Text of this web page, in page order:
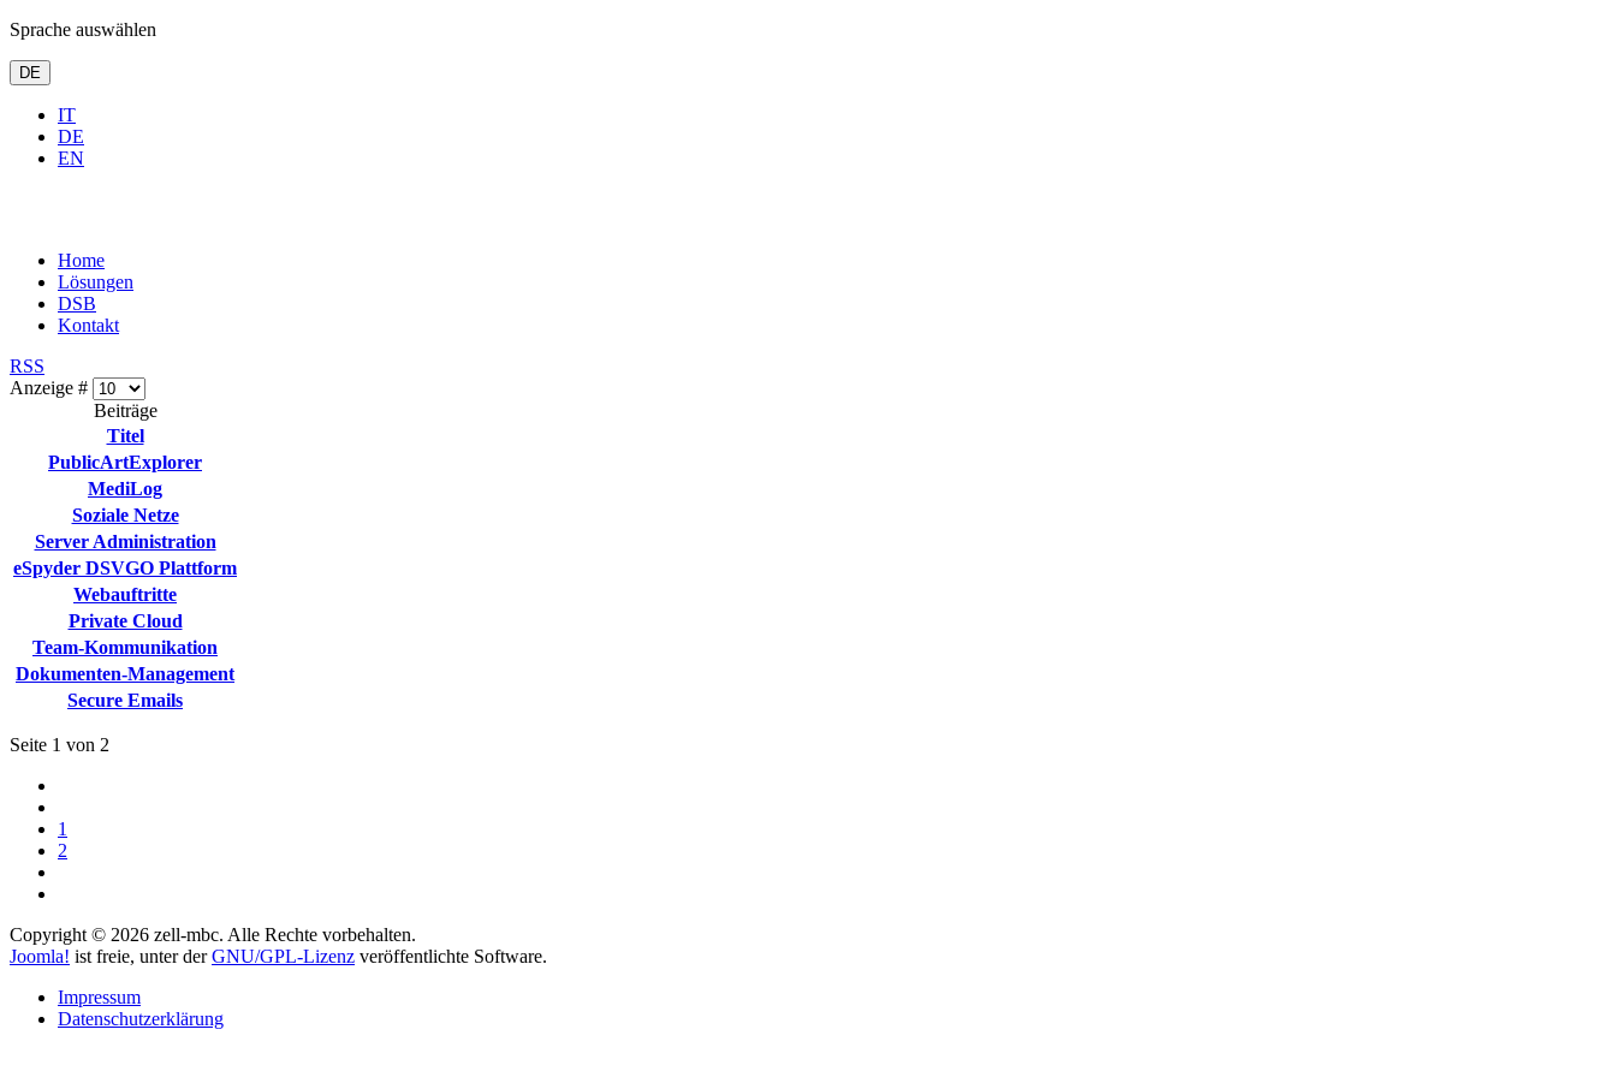
Sprache auswählen
DE
IT
DE
EN
Home
Lösungen
DSB
Kontakt
RSS
Anzeige #
Beiträge
Titel
PublicArtExplorer
MediLog
Soziale Netze
Server Administration
eSpyder DSVGO Plattform
Webauftritte
Private Cloud
Team-Kommunikation
Dokumenten-Management
Secure Emails
Seite 1 von 2
1
2
Copyright © 2026 zell-mbc. Alle Rechte vorbehalten.
Joomla! ist freie, unter derGNU/GPL-Lizenz veröffentlichte Software.
Impressum
Datenschutzerklärung